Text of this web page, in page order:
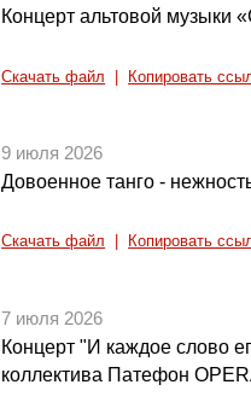
Концерт альтовой музыки
Скачать файл Копировать
9 июля 2026
Довоенное танго -
Скачать файл Копировать
7 июля 2026
Концерт "И каждое слово
коллектива Патефон